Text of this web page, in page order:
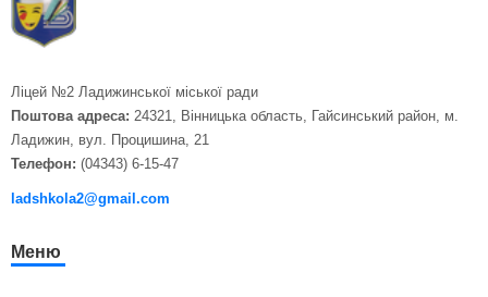
Ліцей №2 Ладижинської міської ради
Поштова адреса: 24321, Вінницька область, Гайсинський район, м.
Ладижин, вул. Процишина, 21
Телефон: (04343) 6-15-47
ladshkola2@gmail.com
Меню